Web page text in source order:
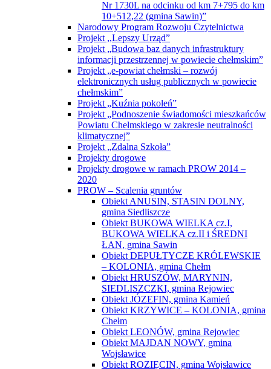
PROW – Scalenia gruntów
Obiekt ANUSIN, STASIN DOLNY,
gmina Siedliszcze
Obiekt BUKOWA WIELKA cz.I,
BUKOWA WIELKA cz.II i ŚREDNI
ŁAN, gmina Sawin
Obiekt DEPUŁTYCZE KRÓLEWSKIE
– KOLONIA, gmina Chełm
Obiekt HRUSZÓW, MARYNIN,
SIEDLISZCZKI, gmina Rejowiec
Obiekt JÓZEFIN, gmina Kamień
Obiekt KRZYWICE – KOLONIA, gmina
Chełm
Obiekt LEONÓW, gmina Rejowiec
Obiekt MAJDAN NOWY, gmina
Wojsławice
Obiekt TROŚCIANKA, gmina
Wojsławice
Obiekt WIERZBICA, gmina Wierzbica
Obiekt WÓLKA CZUŁCZYCKA,
ZARZECZE, gmina Chełm
Operacja pn. „Scalanie gruntów obrębów
Białopole, Buśno, Kicin, Strzelce –
Kolonia i Zabudnowo, gmina Białopole,
powiat chełmski, województwo lubelskie”
Operacja pn. „Scalanie gruntów obrębów
Busówno, Busówno – Kolonia i Pniówno,
gmina Wierzbica, powiat chełmski,
województwo lubelskie”
Operacja pn. „Scalanie gruntów obrębów
Chylin Wielki, Tarnów, Wólka Tarnowska
i Wygoda, gmina Wierzbica, powiat
chełmski, województwo lubelskie”